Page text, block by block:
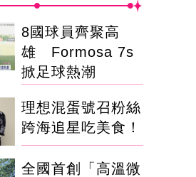
8國球員齊聚高
雄 Formosa 7s
掀足球熱潮
理想混蛋號召粉絲
跨海追星吃美食！
全國首創「高溫微